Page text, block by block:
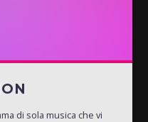
di sola musica che vi